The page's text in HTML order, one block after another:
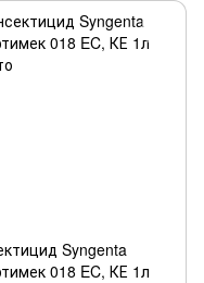
Syngenta
018 EC, КЕ 1л